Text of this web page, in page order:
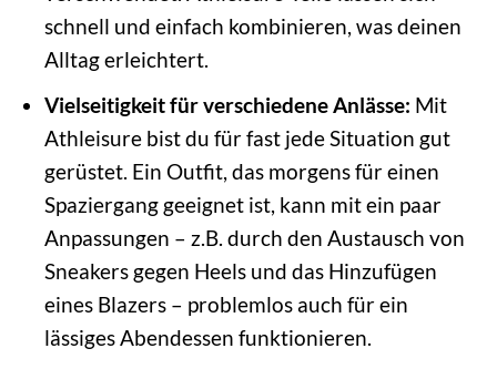
schnell und einfach kombinieren, was deinen
Alltag erleichtert.
Vielseitigkeit für verschiedene Anlässe: Mit
Athleisure bist du für fast jede Situation gut
gerüstet. Ein Outfit, das morgens für einen
Spaziergang geeignet ist, kann mit ein paar
Anpassungen – z.B. durch den Austausch von
Sneakers gegen Heels und das Hinzufügen
eines Blazers – problemlos auch für ein
lässiges Abendessen funktionieren.